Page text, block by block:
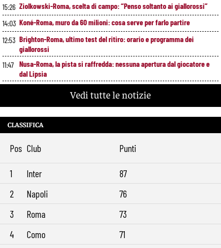
15:26 Ziolkowski-Roma, scelta di campo: “Penso soltanto ai giallorossi”
14:03 Koné-Roma, muro da 60 milioni: cosa serve per farlo partire
12:53 Brighton-Roma, ultimo test del ritiro: orario e programma dei
giallorossi
11:47 Nusa-Roma, la pista si raffredda: nessuna apertura dal giocatore e
dal Lipsia
Vedi tutte le notizie
CLASSIFICA
Pos Club Punti
1 Inter
87
2
Napoli
76
3
Roma
73
4
Como
71